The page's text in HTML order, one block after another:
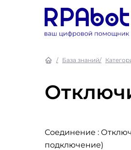
База знаний
Соединение :
подключение)